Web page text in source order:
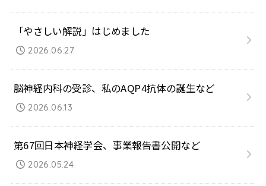
「やさしい解説」はじめました
2026.06.27
脳神経内科の受診、私のAQP4抗体の誕生など
2026.06.13
第67回日本神経学会、事業報告書公開など
2026.05.24